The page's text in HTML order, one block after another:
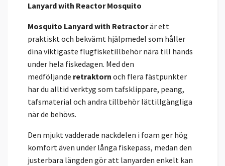
Lanyard with Reactor Mosquito
Mosquito Lanyard with Retractorär ett
praktiskt och bekvämt hjälpmedel som håller
dina viktigaste flugfisketillbehör nära till hands
under hela fiskedagen. Med den
medföljande retraktorn och flera fästpunkter
har du alltid verktyg som tafsklippare, peang,
tafsmaterial och andra tillbehör lättillgängliga
när de behövs.
Den mjukt vadderade nackdelen i foam ger hög
komfort även under långa fiskepass, medan den
justerbara längden gör att lanyarden enkelt kan